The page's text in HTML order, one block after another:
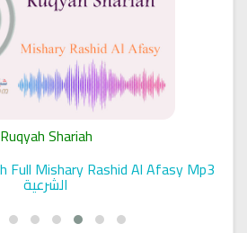
Ruqyah Shariah
الشرعية